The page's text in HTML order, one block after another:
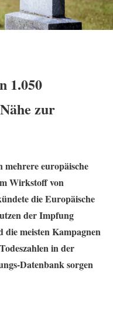
1.050
zur
mehrere europäische
Wirkstoff von
die Europäische
der Impfung
die meisten Kampagnen
in der
Datenbank sorgen